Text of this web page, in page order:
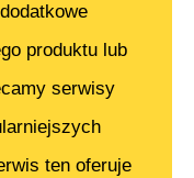
produktu lub
serwisy
ten oferuje